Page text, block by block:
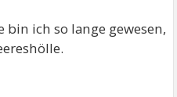
ich so lange gewesen,